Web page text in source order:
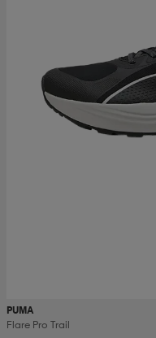
PUMA
Flare Pro Trail